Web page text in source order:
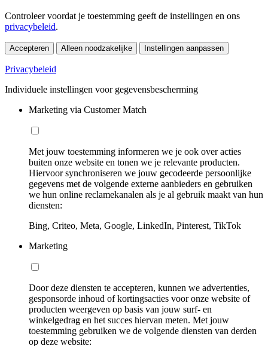
Controleer voordat je toestemming geeft de instellingen en ons
privacybeleid.
Accepteren Alleen noodzakelijke Instellingen aanpassen
Privacybeleid
Individuele instellingen voor gegevensbescherming
Marketing via Customer Match
Met jouw toestemming informeren we je ook over acties
buiten onze website en tonen we je relevante producten.
Hiervoor synchroniseren we jouw gecodeerde persoonlijke
gegevens met de volgende externe aanbieders en gebruiken
we hun online reclamekanalen als je al gebruik maakt van hun
diensten:
Bing, Criteo, Meta, Google, LinkedIn, Pinterest, TikTok
Marketing
Door deze diensten te accepteren, kunnen we advertenties,
gesponsorde inhoud of kortingsacties voor onze website of
producten weergeven op basis van jouw surf- en
winkelgedrag en het succes hiervan meten. Met jouw
toestemming gebruiken we de volgende diensten van derden
op deze website: